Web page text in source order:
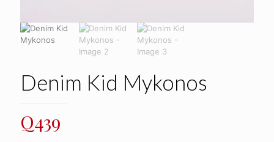
Denim Kid Mykonos
Q439